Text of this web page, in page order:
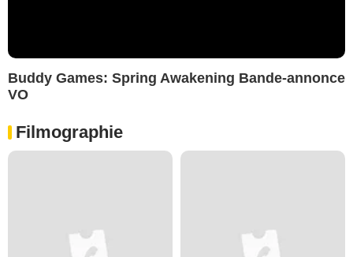
Buddy Games: Spring Awakening Bande-annonce
VO
Filmographie